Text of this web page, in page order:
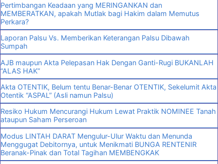
Pertimbangan Keadaan yang MERINGANKAN dan
MEMBERATKAN, apakah Mutlak bagi Hakim dalam Memutus
Perkara?
Laporan Palsu Vs. Memberikan Keterangan Palsu Dibawah
Sumpah
AJB maupun Akta Pelepasan Hak Dengan Ganti-Rugi BUKANLAH
“ALAS HAK”
Akta OTENTIK, Belum tentu Benar-Benar OTENTIK, Sekelumit Akta
Otentik “ASPAL” (Asli namun Palsu)
Resiko Hukum Mencurangi Hukum Lewat Praktik NOMINEE Tanah
ataupun Saham Perseroan
Modus LINTAH DARAT Mengulur-Ulur Waktu dan Menunda
Menggugat Debitornya, untuk Menikmati BUNGA RENTENIR
Beranak-Pinak dan Total Tagihan MEMBENGKAK